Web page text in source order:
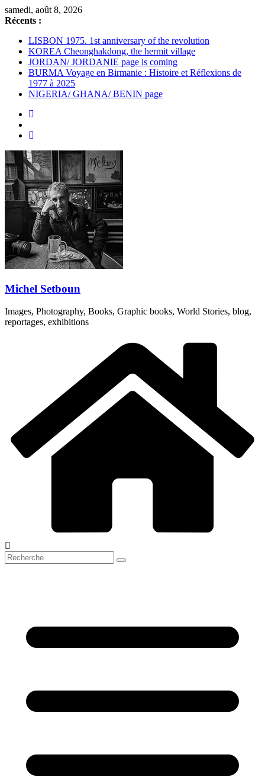
Passer
au
samedi, août 8, 2026
Récents :
LISBON 1975. 1st anniversary of the revolution
KOREA Cheonghakdong, the hermit village
JORDAN/ JORDANIE page is coming
BURMA Voyage en Birmanie : Histoire et Réflexions de
1977 à 2025
NIGERIA/ GHANA/ BENIN page
Michel Setboun
Images, Photography, Books, Graphic books, World Stories, blog,
reportages, exhibitions